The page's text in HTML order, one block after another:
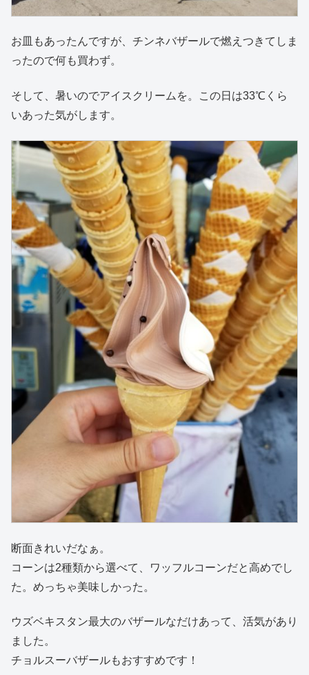
お皿もあったんですが、チンネバザールで燃えつきてしま
ったので何も買わず。
そして、暑いのでアイスクリームを。この日は33℃くら
いあった気がします。
断面きれいだなぁ。
コーンは2種類から選べて、ワッフルコーンだと高めでし
た。めっちゃ美味しかった。
ウズベキスタン最大のバザールなだけあって、活気があり
ました。
チョルスーバザールもおすすめです！